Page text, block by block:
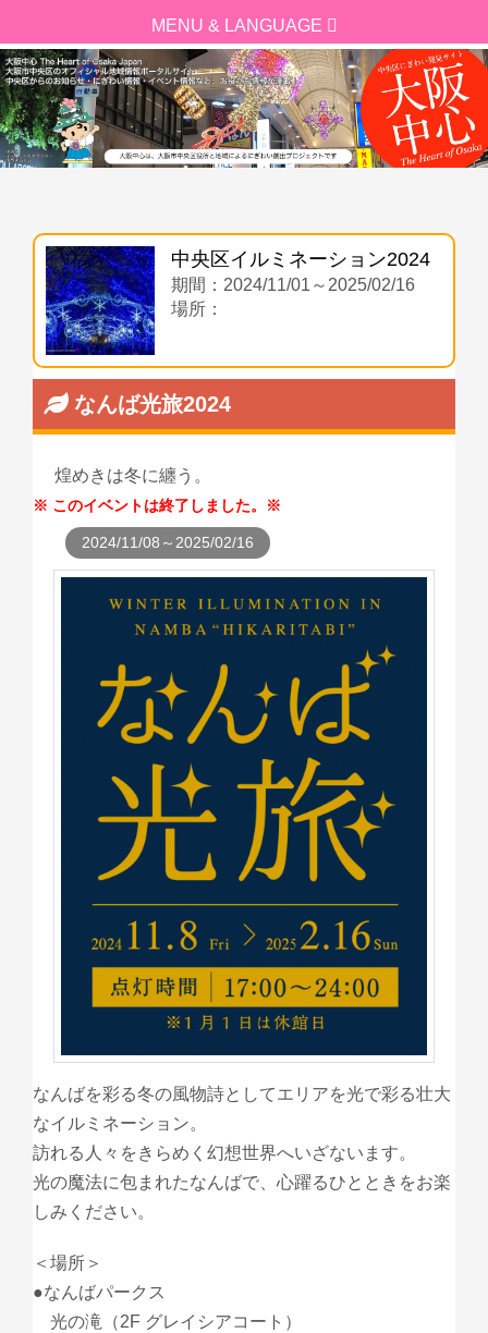
中央区イルミネーション2024
期間：2024/11/01～2025/02/16
場所：
なんば光旅2024
煌めきは冬に纏う。
このイベントは終了しました。
2024/11/08～2025/02/16
なんばを彩る冬の風物詩としてエリアを光で彩る壮大
なイルミネーション。
訪れる人々をきらめく幻想世界へいざないます。
光の魔法に包まれたなんばで、心躍るひとときをお楽
しみください。
＜場所＞
●なんばパークス
光の滝（2F グレイシアコート）